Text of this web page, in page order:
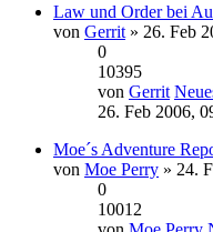
Law und Order bei
von Gerrit » 26. Feb
0
10395
von Gerrit
26. Feb 2006,
Moe´s Adventure
von Moe Perry » 24.
0
10012